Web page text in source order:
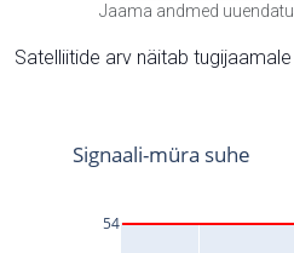
Jaama andmed
Satelliitide arv näitab